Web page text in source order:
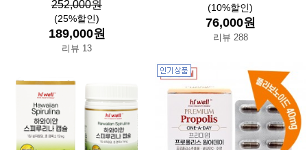
252,000원
(25%할인)
189,000원
리뷰 13
(10%할인)
76,000원
리뷰 288